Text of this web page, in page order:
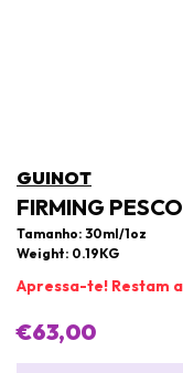
GUINOT
FIRMING
Tamanho: 30ml/1oz
Weight: 0.19KG
Apressa-te! Restam
€63,00